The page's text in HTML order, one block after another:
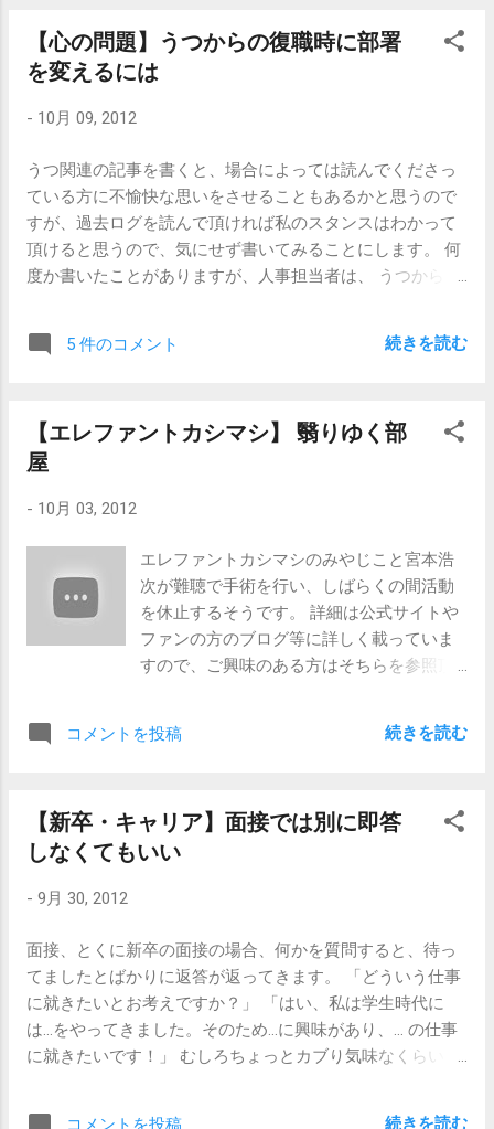
る 方法だと思います。 さて本題に戻りますと、電話で内定
辞退の連絡をすると怒鳴られたり、呼び出されて水をぶっ
す。都市伝説なんじゃないでしょうか。 もし、内定の連絡
をして電話口で怒鳴られたり恫喝されたり、挙げ句の果て
には呼び出されて水ぶっかけられたりするなんてことがあ
ったとしたら、そこの企業は内定を辞退して正解です。
（この話、もうちょっと続きます。） 【関連記事】 【新
卒】内定はゴールではないことを肝に銘じよ
うろしたりするわけです。（そういうタイプじゃない人事
部もたくさんあると思いますが。） それほど経験豊富なわ
た私の実感をひとつ述べさせて頂くと、 男性の嫉妬心は扱
い、なんて話は恋愛話でよく聞きますが、職場においては
必ずしもそうは思いません。というか、むしろ仕事上の嫉
妬心については男女の別は特にないです。 ただ、適当にや
っている仕事において他の人への嫉妬心は生まれづらいの
で、仕事に一生懸命になっている人ほど、嫉妬にかられや
ほど厄介なものはなく、そういう意味では、男性の方が
「嫉妬」という感情を扱い慣れていないのだろうという気
分では勝手に張り合っていた）同僚に対して、愛憎混じり
合ったものすごい熱量の（周囲にはできるだけ漏らさない
ります。こじらせた嫉妬心は、すごい破壊力なのです。 ひ
とつ確実に言えるのは、 優秀な人ほど、嫉妬を避ける術を
持っているものだ ということです。 投げっぱなしですが、
今日はこんなところで。 【関連記事】 【新卒・キャリア】
美人は面接に合格しやすいか
【心の問題】うつからの復職時に部署
を変えるには
- 10月 09, 2012
うつ関連の記事を書くと、場合によっては読んでくださっ
ている方に不愉快な思いをさせることもあるかと思うので
すが、過去ログを読んで頂ければ私のスタンスはわかって
頂けると思うので、気にせず書いてみることにします。 何
度か書いたことがありますが、人事担当者は、 うつからの
でしょうが、忙しい会社、常に仕事がたんまりある会社、
人事担当者達から聞いた程度の話でしかありませんが、喜
んで部署を変えてくれる会社は少数派でしょう。 さらに、
うな上司に限って、 本人の異動を承諾しなかったり、休職
あります。 本人の口から自分自身に対するネガティブな意
見が発せられるのを恐れての保身なのでしょうが、本人が
「○○さんとは連絡を取りたくない」と言えずにいると、ま
すます状況は混乱していきます。 本人は、異動を前提に復
職したいけれど、上司は「うちの部署でもともと働いてい
ちの部署に復帰すべきだ」と主張する。人事担当者はそも
とを認めたがらないケースもあります。 こんな時のため
に、何にせよ、 自分がうつ状態に陥ったきっかけ を客観的
況や、仕事の状況をあらわすメールのやりとり、自分のメ
モや日報のようなものでも構いません。 「ほら、こんな状
況だったんですよ。」ということが説明できると、その状
況が改善していない限りは同じ部署に復帰することはでき
ない、ということについて説得力がぐんと増しますし、場
合によっては人事としては「これを持って労基に駆け込ま
れたらどうなるか」という考えが頭をよぎらずにはいられ
もしあなたが休職中だとして、周囲の人達...
5 件のコメント 続きを読む
【エレファントカシマシ】 翳りゆく部
屋
- 10月 03, 2012
エレファントカシマシのみやじこと宮本浩
次が難聴で手術を行い、しばらくの間活動
を休止するそうです。 詳細は公式サイトや
ファンの方のブログ等に詳しく載っていま
すので、ご興味のある方はそちらを参照頂
などしてみます。 「翳りゆく部屋」です。
二人の言葉はあてもなく 過ぎた日々をさま
よう ふりむけばドアの隙間から 宵闇が し
に耳をあてて 靴音を追いかけた ※どんな運
命が愛を遠ざけたの 輝きはもどらない わた
しが今死んでも※ (※くり返し) 松任谷由実
の曲のカバーです。 私はこの曲を初めて聴
いたとき、「この人こんな歌い方もできる
うまいんです。すごくうまいんです。 エレ
コメントを投稿 続きを読む
【新卒・キャリア】面接では別に即答
しなくてもいい
- 9月 30, 2012
面接、とくに新卒の面接の場合、何かを質問すると、待っ
てましたとばかりに返答が返ってきます。 「どういう仕事
に就きたいとお考えですか？」 「はい、私は学生時代に
は…をやってきました。そのため…に興味があり、… の仕事
に就きたいです！」 むしろちょっとカブり気味なくらいに
コメントを投稿 続きを読む